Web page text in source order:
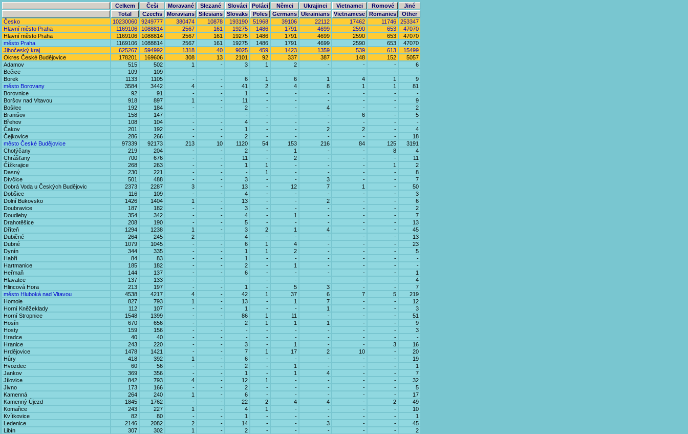
Celkem Češi Moravané Slezané Slováci Poláci Němci Ukrajinci Vietnamci Romové
Jiné
Total
Czechs Moravians Silesians Slovaks Poles Germans Ukrainians Vietnamese Romanies
Other
Česko
10230060 9249777 380474 10878 193190 51968 39106 22112 17462 11746
253347
Hlavní město Praha
1169106 1088814 2567 161 19275 1486 1791 4699 2590 653
47070
Hlavní město Praha
1169106 1088814 2567 161 19275 1486 1791 4699 2590 653
47070
město Praha
1169106 1088814 2567 161 19275 1486 1791 4699 2590 653
47070
Jihočeský kraj
625267 594992 1318 40 9025 459 1423 1359 539 613
15499
Okres České Budějovice
178201 169606 308 13 2101 92 337 387 148 152
5057
Adamov
515 502 1 - 3 1 2 - - -
6
Bečice
109 109 - - - - - - - -
-
Borek
1133 1105 - - 6 1 6 1 4 1
9
město Borovany
3584 3442 4 - 41 2 4 8 1 1
81
Borovnice
92 91 - - 1 - - - - -
-
Boršov nad Vltavou
918 897 1 - 11 - - - - -
9
Bošilec
192 184 - - 2 - - 4 - -
2
Branišov
158 147 - - - - - - 6 -
5
Břehov
108 104 - - 4 - - - - -
-
Čakov
201 192 - - 1 - - 2 2 -
4
Čejkovice
286 266 - - 2 - - - - -
18
město České Budějovice
97339 92173 213 10 1120 54 153 216 84 125
3191
Chotýčany
219 204 - - 2 - 1 - - 8
4
Chrášťany
700 676 - - 11 - 2 - - -
11
Čížkrajice
268 263 - - 1 1 - - - 1
2
Dasný
230 221 - - - 1 - - - -
8
Dívčice
501 488 - - 3 - - 3 - -
7
Dobrá Voda u Českých Budějovic
2373 2287 3 - 13 - 12 7 1 -
50
Dobšice
116 109 - - 4 - - - - -
3
Dolní Bukovsko
1426 1404 1 - 13 - - 2 - -
6
Doubravice
187 182 - - 3 - - - - -
2
Doudleby
354 342 - - 4 - 1 - - -
7
Drahotěšice
208 190 - - 5 - - - - -
13
Dříteň
1294 1238 1 - 3 2 1 4 - -
45
Dubičné
264 245 2 - 4 - - - - -
13
Dubné
1079 1045 - - 6 1 4 - - -
23
Dynín
344 335 - - 1 1 2 - - -
5
Habří
84 83 - - 1 - - - - -
-
Hartmanice
185 182 - - 2 - 1 - - -
-
Heřmaň
144 137 - - 6 - - - - -
1
Hlavatce
137 133 - - - - - - - -
4
Hlincová Hora
213 197 - - 1 - 5 3 - -
7
město Hluboká nad Vltavou
4538 4217 4 - 42 1 37 6 7 5
219
Homole
827 793 1 - 13 - 1 7 - -
12
Horní Kněžeklady
112 107 - - 1 - - 1 - -
3
Horní Stropnice
1548 1399 - - 86 1 11 - - -
51
Hosín
670 656 - - 2 1 1 1 - -
9
Hosty
159 156 - - - - - - - -
3
Hradce
40 40 - - - - - - - -
-
Hranice
243 220 - - 3 - 1 - - 3
16
Hrdějovice
1478 1421 - - 7 1 17 2 10 -
20
Hůry
418 392 1 - 6 - - - - -
19
Hvozdec
60 56 - - 2 - 1 - - -
1
Jankov
369 356 - - 1 - 1 4 - -
7
Jílovice
842 793 4 - 12 1 - - - -
32
Jivno
173 166 - - 2 - - - - -
5
Kamenná
264 240 1 - 6 - - - - -
17
Kamenný Újezd
1845 1762 - - 22 2 4 4 - 2
49
Komařice
243 227 1 - 4 1 - - - -
10
Kvítkovice
82 80 - - 1 - - - - -
1
Ledenice
2146 2082 2 - 14 - - 3 - -
45
Libín
307 302 1 - 2 - - - - -
2